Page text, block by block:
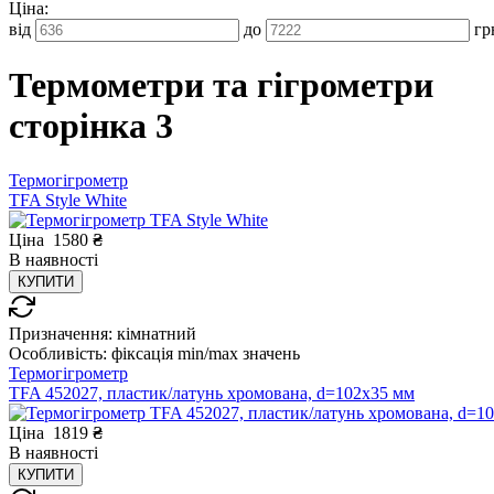
Ціна:
від
до
Термометри та гігрометри
сторінка 3
Термогігрометр
TFA Style White
Ціна 1580 ₴
В наявності
КУПИТИ
Призначення: кімнатний
Особливість: фіксація min/max значень
Термогігрометр
TFA 452027, пластик/латунь хромована, d=102х35 мм
Ціна 1819 ₴
В наявності
КУПИТИ